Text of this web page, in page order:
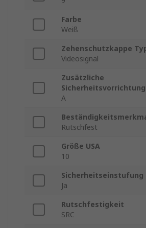
Farbe
Weiß
Zehenschutzkappe
Videosignal
Zusätzliche
A
Rutschfest
Größe USA
10
Sicherheitseinstufung
Ja
Rutschfestigkeit
SRC